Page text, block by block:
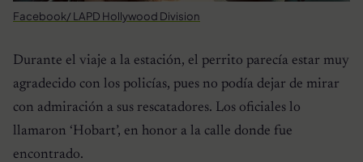
Facebook/ LAPD Hollywood Division
Durante el viaje a la estación, el perrito parecía estar muy
agradecido con los policías, pues no podía dejar de mirar
con admiración a sus rescatadores. Los oficiales lo
llamaron ‘Hobart’, en honor a la calle donde fue
encontrado.